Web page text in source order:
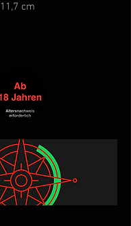
11,7 cm